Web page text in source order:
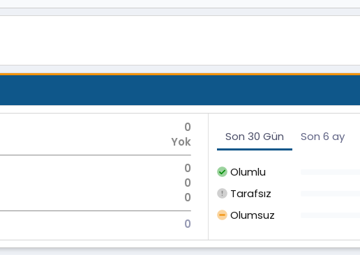
0
Yok
0
0
0
0
Son 30 Gün Son 6 ay
Olumlu
Tarafsız
Olumsuz